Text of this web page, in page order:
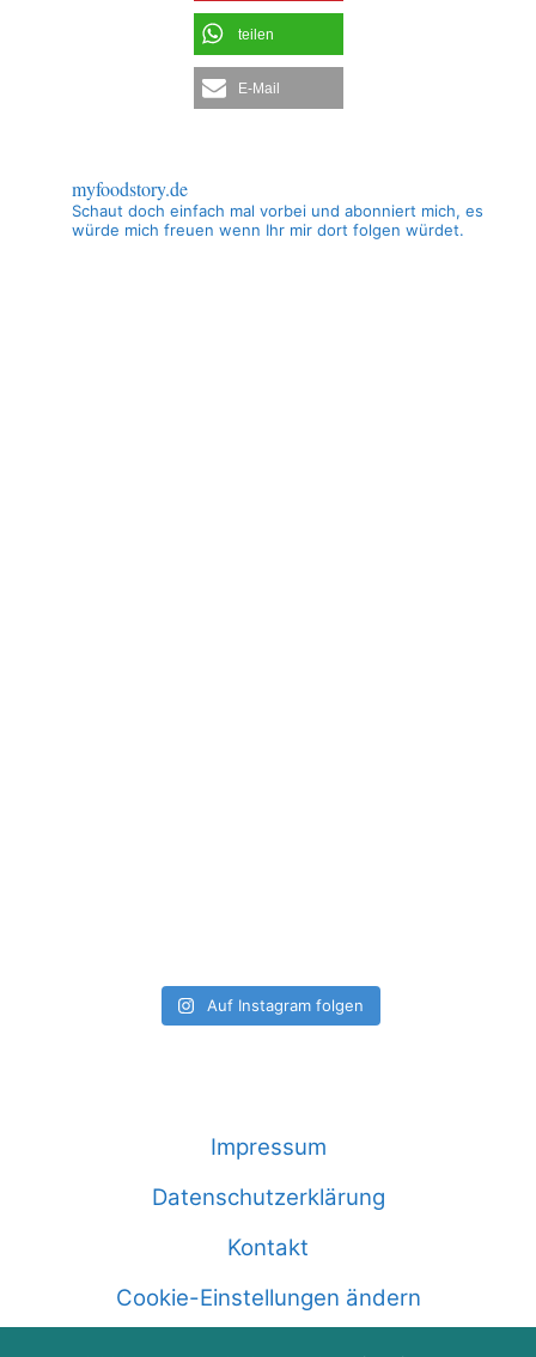
teilen
E-Mail
myfoodstory.de
Schaut doch einfach mal vorbei und abonniert mich, es
würde mich freuen wenn Ihr mir dort folgen würdet.
Auf Instagram folgen
Impressum
Datenschutzerklärung
Kontakt
Cookie-Einstellungen ändern